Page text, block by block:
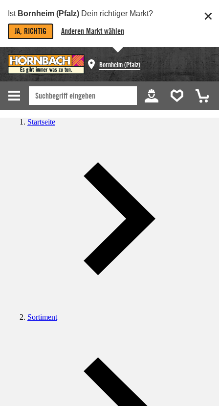
Ist Bornheim (Pfalz) Dein richtiger Markt?
JA, RICHTIG Anderen Markt wählen
Bornheim (Pfalz)
Startseite
Sortiment